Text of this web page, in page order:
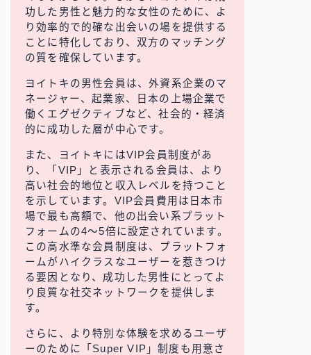
功した男性と魅力的な女性のために、よ
り効率的で的確な出会いの場を提供する
ことに特化しており、双方のマッチング
の質を確保しています。
ヨイトキの男性会員は、外資系企業のマ
ネージャー、起業家、日本の上場企業で
働くエグゼクティブなど、社会的・経済
的に成功した層が中心です。
また、ヨイトキにはVIP会員制度があ
り、「VIP」と表示される会員は、より
高い社会的地位と収入レベルを持つこと
を示しています。VIP会員費用は日本市
場で最も高額で、他の出会い系プラット
フォームの4〜5倍に設定されています。
この高水準な会員制度は、プラットフォ
ームがハイクラスなユーザーを惹きつけ
る要因となり、成功した男性にとってよ
り良質な社交ネットワークを提供しま
す。
さらに、より特別な体験を求めるユーザ
ーのために「Super VIP」制度も用意さ